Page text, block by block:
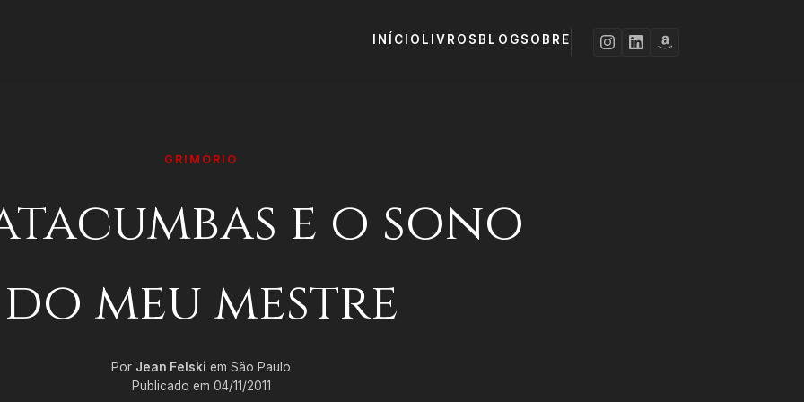
INÍCIO LIVROS BLOGSOBRE
GRIMÓRIO
e o sono
do meu mestre
Por Jean Felski em São Paulo
Publicado em 04/11/2011